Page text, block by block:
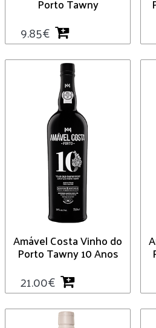
9.85€
Amável Costa Vinho do
Porto Tawny 10 Anos
21.00€